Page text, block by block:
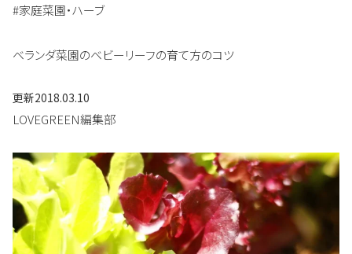
#家庭菜園・ハーブ
ベランダ菜園のベビーリーフの育て方のコツ
更新2018.03.10
LOVEGREEN編集部